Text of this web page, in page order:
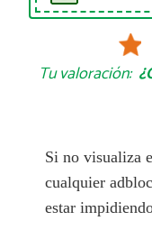
Tu valoración:
Si no visualiza
cualquier
estar